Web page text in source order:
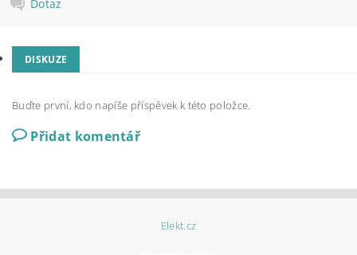
Dotaz
DISKUZE
Buďte první, kdo napíše příspěvek k této položce.
Přidat komentář
Elekt.cz